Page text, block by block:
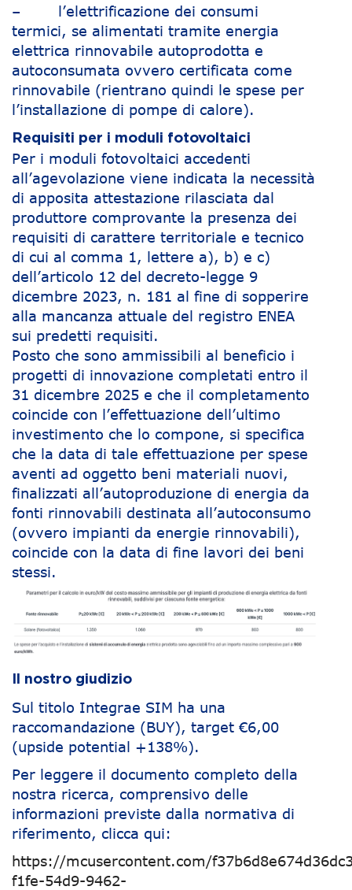
– l’elettrificazione dei consumi
termici, se alimentati tramite energia
elettrica rinnovabile autoprodotta e
autoconsumata ovvero certificata come
rinnovabile (rientrano quindi le spese per
l’installazione di pompe di calore).
Requisiti per i moduli fotovoltaici
Per i moduli fotovoltaici accedenti
all’agevolazione viene indicata la necessità
di apposita attestazione rilasciata dal
produttore comprovante la presenza dei
requisiti di carattere territoriale e tecnico
di cui al comma 1, lettere a), b) e c)
dell’articolo 12 del decreto-legge 9
dicembre 2023, n. 181 al fine di sopperire
alla mancanza attuale del registro ENEA
sui predetti requisiti.
Posto che sono ammissibili al beneficio i
progetti di innovazione completati entro il
31 dicembre 2025 e che il completamento
coincide con l’effettuazione dell’ultimo
investimento che lo compone, si specifica
che la data di tale effettuazione per spese
aventi ad oggetto beni materiali nuovi,
finalizzati all’autoproduzione di energia da
fonti rinnovabili destinata all’autoconsumo
(ovvero impianti da energie rinnovabili),
coincide con la data di fine lavori dei beni
stessi.
Il nostro giudizio
Sul titolo Integrae SIM ha una
raccomandazione (BUY), target €6,00
(upside potential +138%).
Per leggere il documento completo della
nostra ricerca, comprensivo delle
informazioni previste dalla normativa di
riferimento, clicca qui:
https://mcusercontent.com/
f1fe-54d9-9462-